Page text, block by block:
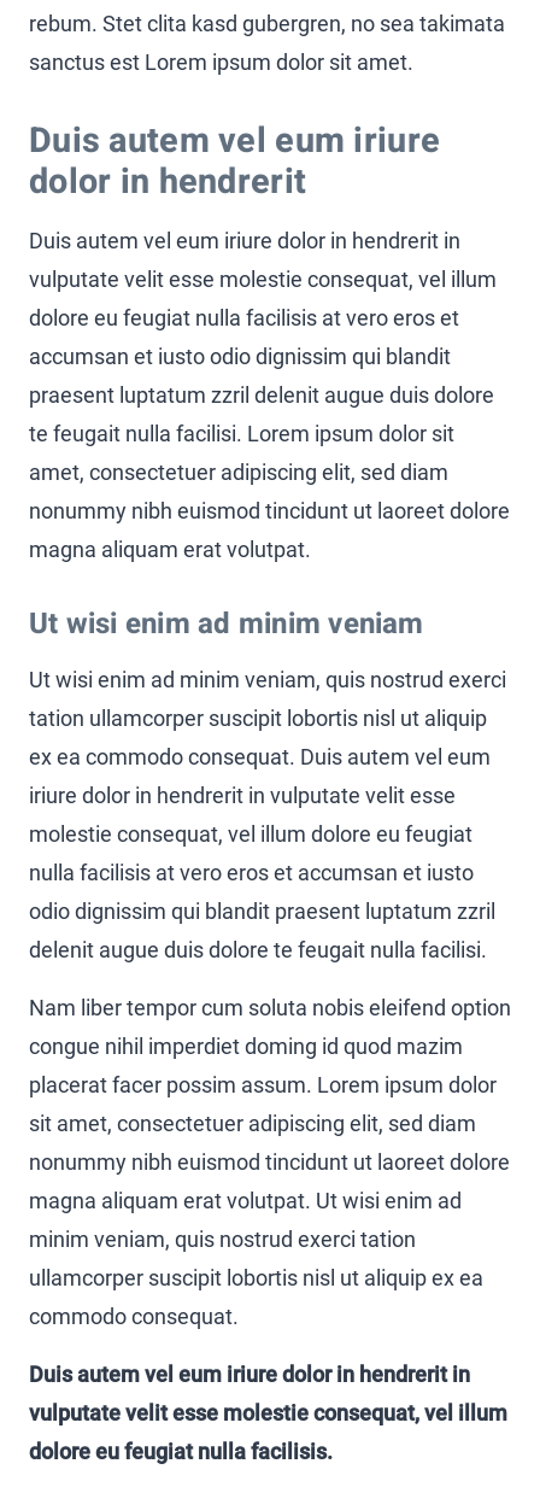
rebum. Stet clita kasd gubergren, no sea takimata
sanctus est Lorem ipsum dolor sit amet.
Duis autem vel eum iriure
dolor in hendrerit
Duis autem vel eum iriure dolor in hendrerit in
vulputate velit esse molestie consequat, vel illum
dolore eu feugiat nulla facilisis at vero eros et
accumsan et iusto odio dignissim qui blandit
praesent luptatum zzril delenit augue duis dolore
te feugait nulla facilisi. Lorem ipsum dolor sit
amet, consectetuer adipiscing elit, sed diam
nonummy nibh euismod tincidunt ut laoreet dolore
magna aliquam erat volutpat.
Ut wisi enim ad minim veniam
Ut wisi enim ad minim veniam, quis nostrud exerci
tation ullamcorper suscipit lobortis nisl ut aliquip
ex ea commodo consequat. Duis autem vel eum
iriure dolor in hendrerit in vulputate velit esse
molestie consequat, vel illum dolore eu feugiat
nulla facilisis at vero eros et accumsan et iusto
odio dignissim qui blandit praesent luptatum zzril
delenit augue duis dolore te feugait nulla facilisi.
Nam liber tempor cum soluta nobis eleifend option
congue nihil imperdiet doming id quod mazim
placerat facer possim assum. Lorem ipsum dolor
sit amet, consectetuer adipiscing elit, sed diam
nonummy nibh euismod tincidunt ut laoreet dolore
magna aliquam erat volutpat. Ut wisi enim ad
minim veniam, quis nostrud exerci tation
ullamcorper suscipit lobortis nisl ut aliquip ex ea
commodo consequat.
Duis autem vel eum iriure dolor in hendrerit in
vulputate velit esse molestie consequat, vel illum
dolore eu feugiat nulla facilisis.